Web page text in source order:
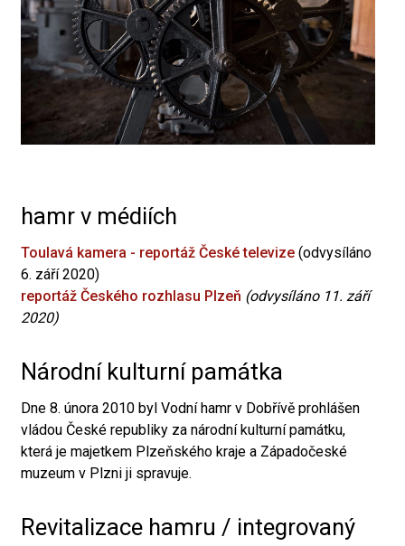
hamr v médiích
Toulavá kamera - reportáž České televize (odvysíláno
6. září 2020)
reportáž Českého rozhlasu Plzeň (odvysíláno 11. září
2020)
Národní kulturní památka
Dne 8. února 2010 byl Vodní hamr v Dobřívě prohlášen
vládou České republiky za národní kulturní památku,
která je majetkem Plzeňského kraje a Západočeské
muzeum v Plzni ji spravuje.
Revitalizace hamru / integrovaný